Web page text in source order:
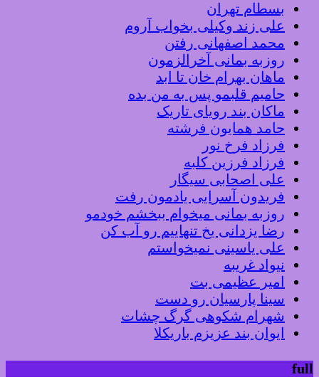
بسطام تهران
علی زند وکیلی بخواب آروم
محمد اصفهانی رفتن
روزبه بمانی آخرالزمون
ماهان بهرام خان تا ابد
حامیم قلبمو پس به من بده
ماکان بند رویای تاریک
حامد همایون فرشته
فرزاد فرخ نور
فرزاد فرزین کلبه
علی اصحابی سیگار
فریدون آسرایی یادمون رفت
روزبه بمانی میخوام ببخشم خودمو
رضا یزدانی یخ تنهاییم رو آب کن
علی یاسینی نمیخواستم
نیواد غریبه
امیر عظیمی بت
سینا پارسیان رو دست
شهرام شکوهی گرگ چشات
ایوان بند عزیزم باریکلا
full